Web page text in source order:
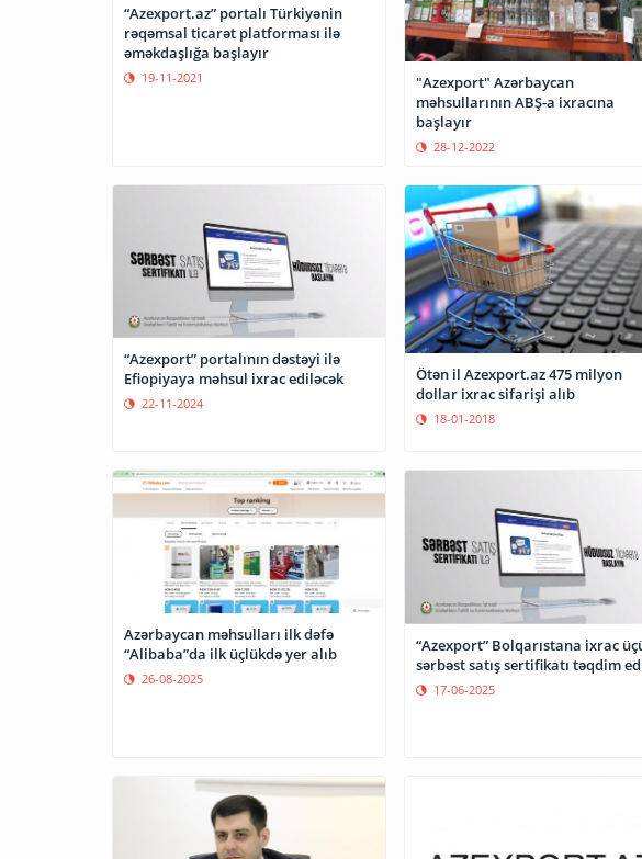
“Azexport.az” portalı Türkiyənin
rəqəmsal ticarət platforması ilə
əməkdaşlığa başlayır
19-11-2021
"Azexport" Azərbaycan
məhsullarının ABŞ-a ixracına
başlayır
28-12-2022
“Azexport” portalının dəstəyi ilə
Efiopiyaya məhsul ixrac ediləcək
22-11-2024
Ötən il Azexport.az 475 milyon
dollar ixrac sifarişi alıb
18-01-2018
Azərbaycan məhsulları ilk dəfə
“Alibaba”da ilk üçlükdə yer alıb
26-08-2025
“Azexport” Bolqarıstana ixrac
sərbəst satış sertifikatı təqdim
17-06-2025